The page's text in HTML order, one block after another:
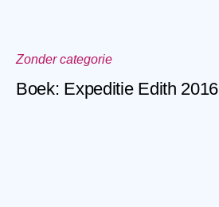
Zonder categorie
Boek: Expeditie Edith 2016